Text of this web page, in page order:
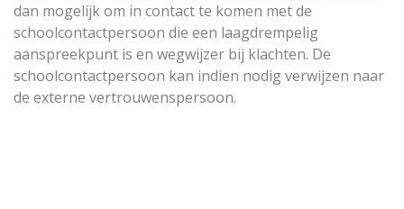
dan mogelijk om in contact te komen met de
schoolcontactpersoon die een laagdrempelig
aanspreekpunt is en wegwijzer bij klachten. De
schoolcontactpersoon kan indien nodig verwijzen naar
de externe vertrouwenspersoon.